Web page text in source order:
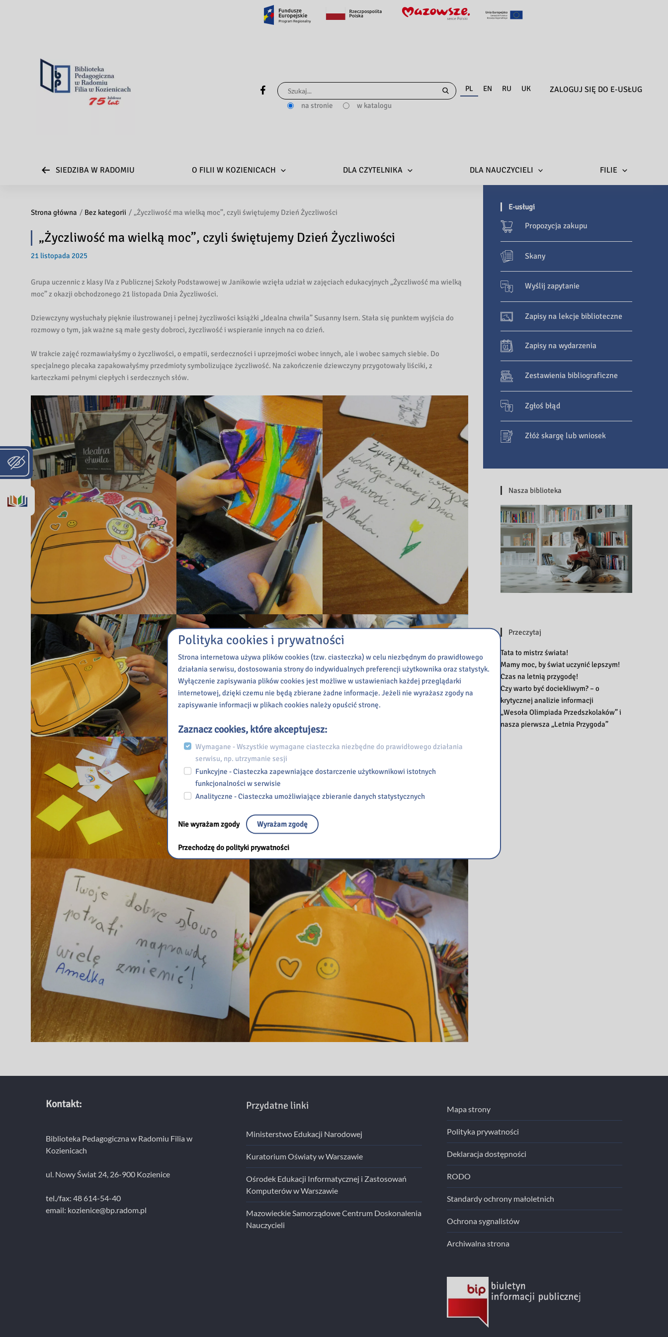
Szukaj
dla:
na stronie w katalogu
PL EN RU UK ZALOGUJ SIĘ DO E-USŁUG
SIEDZIBA W RADOMIU O FILII W KOZIENICACH DLA CZYTELNIKA DLA NAUCZYCIELI FILIE
Strona główna Bez kategorii „Życzliwość ma wielką moc”, czyli świętujemy Dzień Życzliwości
„Życzliwość ma wielką moc”, czyli świętujemy Dzień Życzliwości
21 listopada 2025
Grupa uczennic z klasy IVa z Publicznej Szkoły Podstawowej w Janikowie wzięła udział w zajęciach edukacyjnych „Życzliwość ma wielką
moc” z okazji obchodzonego 21 listopada Dnia Życzliwości.
Dziewczyny wysłuchały pięknie ilustrowanej i pełnej życzliwości książki „Idealna chwila” Susanny Isern. Stała się punktem wyjścia do
rozmowy o tym, jak ważne są małe gesty dobroci, życzliwość i wspieranie innych na co dzień.
W trakcie zajęć rozmawiałyśmy o życzliwości, o empatii, serdeczności i uprzejmości wobec innych, ale i wobec samych siebie. Do
specjalnego plecaka zapakowałyśmy przedmioty symbolizujące życzliwość. Na zakończenie dziewczyny przygotowały liściki, z
karteczkami pełnymi ciepłych i serdecznych słów.
E-usługi
Propozycja zakupu
Skany
Wyślij zapytanie
Zapisy na lekcje biblioteczne
Zapisy na wydarzenia
Zestawienia bibliograficzne
Zgłoś błąd
Złóż skargę lub wniosek
Nasza biblioteka
Przeczytaj
Tata to mistrz świata!
Mamy moc, by świat uczynić lepszym!
Czas na letnią przygodę!
Czy warto być dociekliwym? – o
krytycznej analizie informacji
„Wesoła Olimpiada Przedszkolaków” i
nasza pierwsza „Letnia Przygoda”
Kontakt:
Biblioteka Pedagogiczna w Radomiu Filia w
Kozienicach
ul. Nowy Świat 24, 26-900 Kozienice
tel./fax: 48 614-54-40
email: kozienice@bp.radom.pl
Przydatne linki
Ministerstwo Edukacji Narodowej
Kuratorium Oświaty w Warszawie
Ośrodek Edukacji Informatycznej i Zastosowań
Komputerów w Warszawie
Mazowieckie Samorządowe Centrum Doskonalenia
Nauczycieli
Mapa strony
Polityka prywatności
Deklaracja dostępności
RODO
Standardy ochrony małoletnich
Ochrona sygnalistów
Archiwalna strona
Polityka cookies i prywatności
Strona internetowa używa plików cookies (tzw. ciasteczka) w celu niezbędnym do prawidłowego
działania serwisu, dostosowania strony do indywidualnych preferencji użytkownika oraz statystyk.
Wyłączenie zapisywania plików cookies jest możliwe w ustawieniach każdej przeglądarki
internetowej, dzięki czemu nie będą zbierane żadne informacje. Jeżeli nie wyrażasz zgody na
zapisywanie informacji w plikach cookies należy opuścić stronę.
Zaznacz cookies, które akceptujesz:
Wymagane - Wszystkie wymagane ciasteczka niezbędne do prawidłowego działania
serwisu, np. utrzymanie sesji
Funkcyjne - Ciasteczka zapewniające dostarczenie użytkownikowi istotnych
funkcjonalności w serwisie
Analityczne - Ciasteczka umożliwiające zbieranie danych statystycznych
Nie wyrażam zgody Wyrażam zgodę
Przechodzę do polityki prywatności